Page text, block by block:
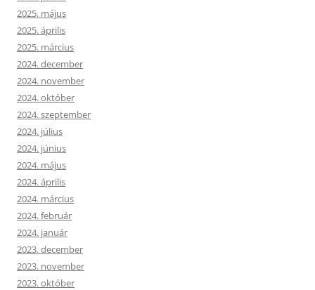
2025. május
2025. április
2025. március
2024. december
2024. november
2024. október
2024. szeptember
2024. július
2024. június
2024. május
2024. április
2024. március
2024. február
2024. január
2023. december
2023. november
2023. október